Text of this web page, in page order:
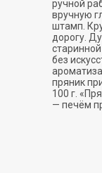
ручной
вручную
штамп.
дорогу.
без
пряник
100 г.
— печём